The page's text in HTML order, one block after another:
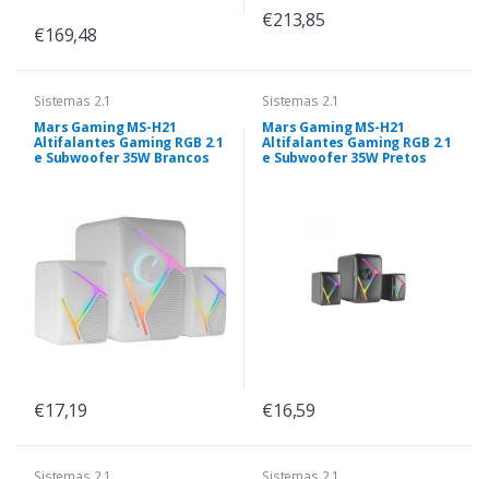
€169,48
€213,85
Sistemas 2.1
Mars Gaming MS-H21
Altifalantes Gaming RGB 2.1
e Subwoofer 35W Brancos
€17,19
Sistemas 2.1
Mars Gaming MS-H21
Altifalantes Gaming RGB 2.1
e Subwoofer 35W Pretos
€16,59